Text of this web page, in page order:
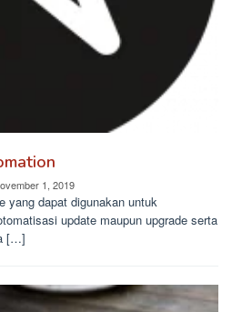
1, 2019
yang dapat digunakan untuk
update maupun upgrade serta
[…]